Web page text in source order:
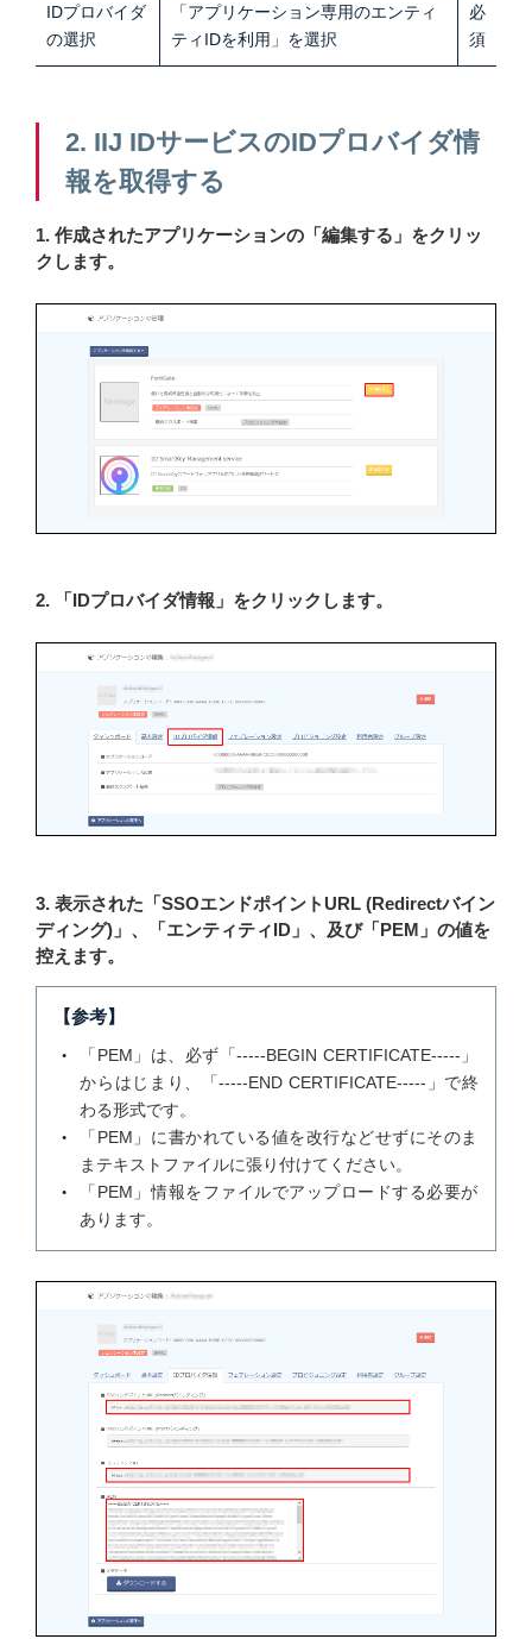
IDプロバイダ
の選択
「アプリケーション専用のエンティ
ティIDを利用」を選択
必
須
2. IIJ IDサービスのIDプロバイダ情
報を取得する
1. 作成されたアプリケーションの「編集する」をクリッ
クします。
2. 「IDプロバイダ情報」をクリックします。
3. 表示された「SSOエンドポイントURL (Redirectバイン
ディング)」、「エンティティID」、及び「PEM」の値を
控えます。
【参考】
「PEM」は、必ず「-----BEGIN CERTIFICATE-----」
からはじまり、「-----END CERTIFICATE-----」で終
わる形式です。
「PEM」に書かれている値を改行などせずにそのま
まテキストファイルに張り付けてください。
「PEM」情報をファイルでアップロードする必要が
あります。